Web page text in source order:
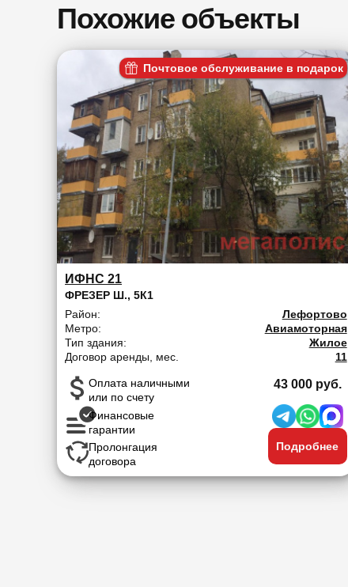
Похожие объекты
Почтовое обслуживание в подарок
ИФНС 21
ФРЕЗЕР Ш., 5К1
Район:
Лефортово
Метро:
Авиамоторная
Тип здания:
Жилое
Договор аренды, мес.
11
Оплата наличными
или по счету
Финансовые
гарантии
Пролонгация
договора
43 000 руб.
Подробнее